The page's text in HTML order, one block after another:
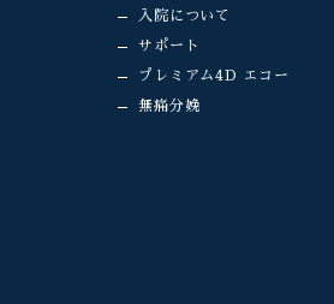
入院について
サポート
プレミアム4D エコー
無痛分娩